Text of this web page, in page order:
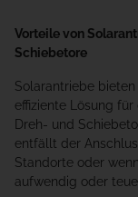
Vorteile von
Schiebetore
Solarantriebe
effiziente Lösung
Dreh- und
entfällt der
Standorte oder
aufwendig oder